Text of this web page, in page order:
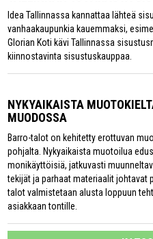
Idea Tallinnassa kannattaa lähteä
vanhaakaupunkia kauemmaksi,
Glorian Koti kävi Tallinnassa
kiinnostavinta sisustuskauppaa.
NYKYAIKAISTA
MUODOSSA
Barro-talot on kehitetty erottuvan
pohjalta. Nykyaikaista muotoilua
monikäyttöisiä, jatkuvasti
tekijät ja parhaat materiaalit johtavat
talot valmistetaan alusta loppuun
asiakkaan tontille.